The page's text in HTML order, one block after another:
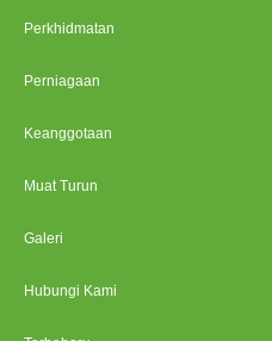
Perkhidmatan
Perniagaan
Keanggotaan
Muat Turun
Galeri
Hubungi Kami